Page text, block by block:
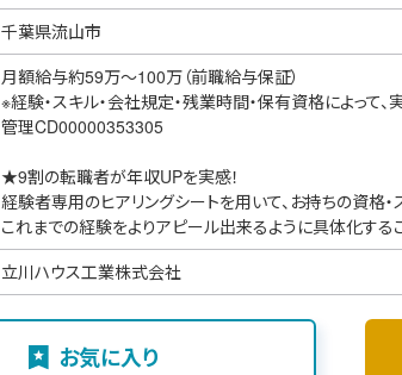
千葉県流山市
月額給与約59万～100万（前職給与保証）
※経験・スキル・会社規定・残業時間・保有資格によって、
管理CD00000353305
★9割の転職者が年収UPを実感！
経験者専用のヒアリングシートを用いて、お持ちの資格・
これまでの経験をよりアピール出来るように具体化する
立川ハウス工業株式会社
お気に入り